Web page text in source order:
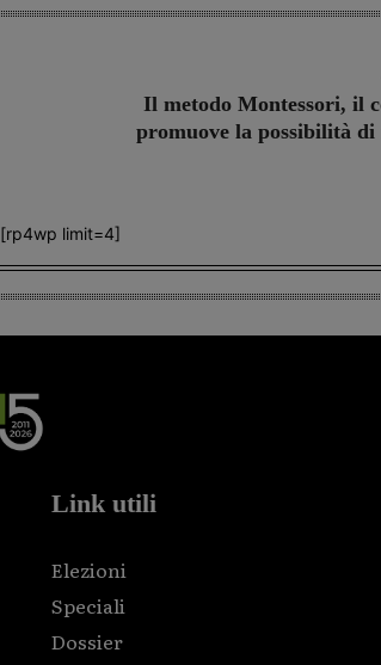
Il metodo Montessori, il
promuove la possibilità
[rp4wp limit=4]
Link utili
Elezioni
Speciali
Dossier